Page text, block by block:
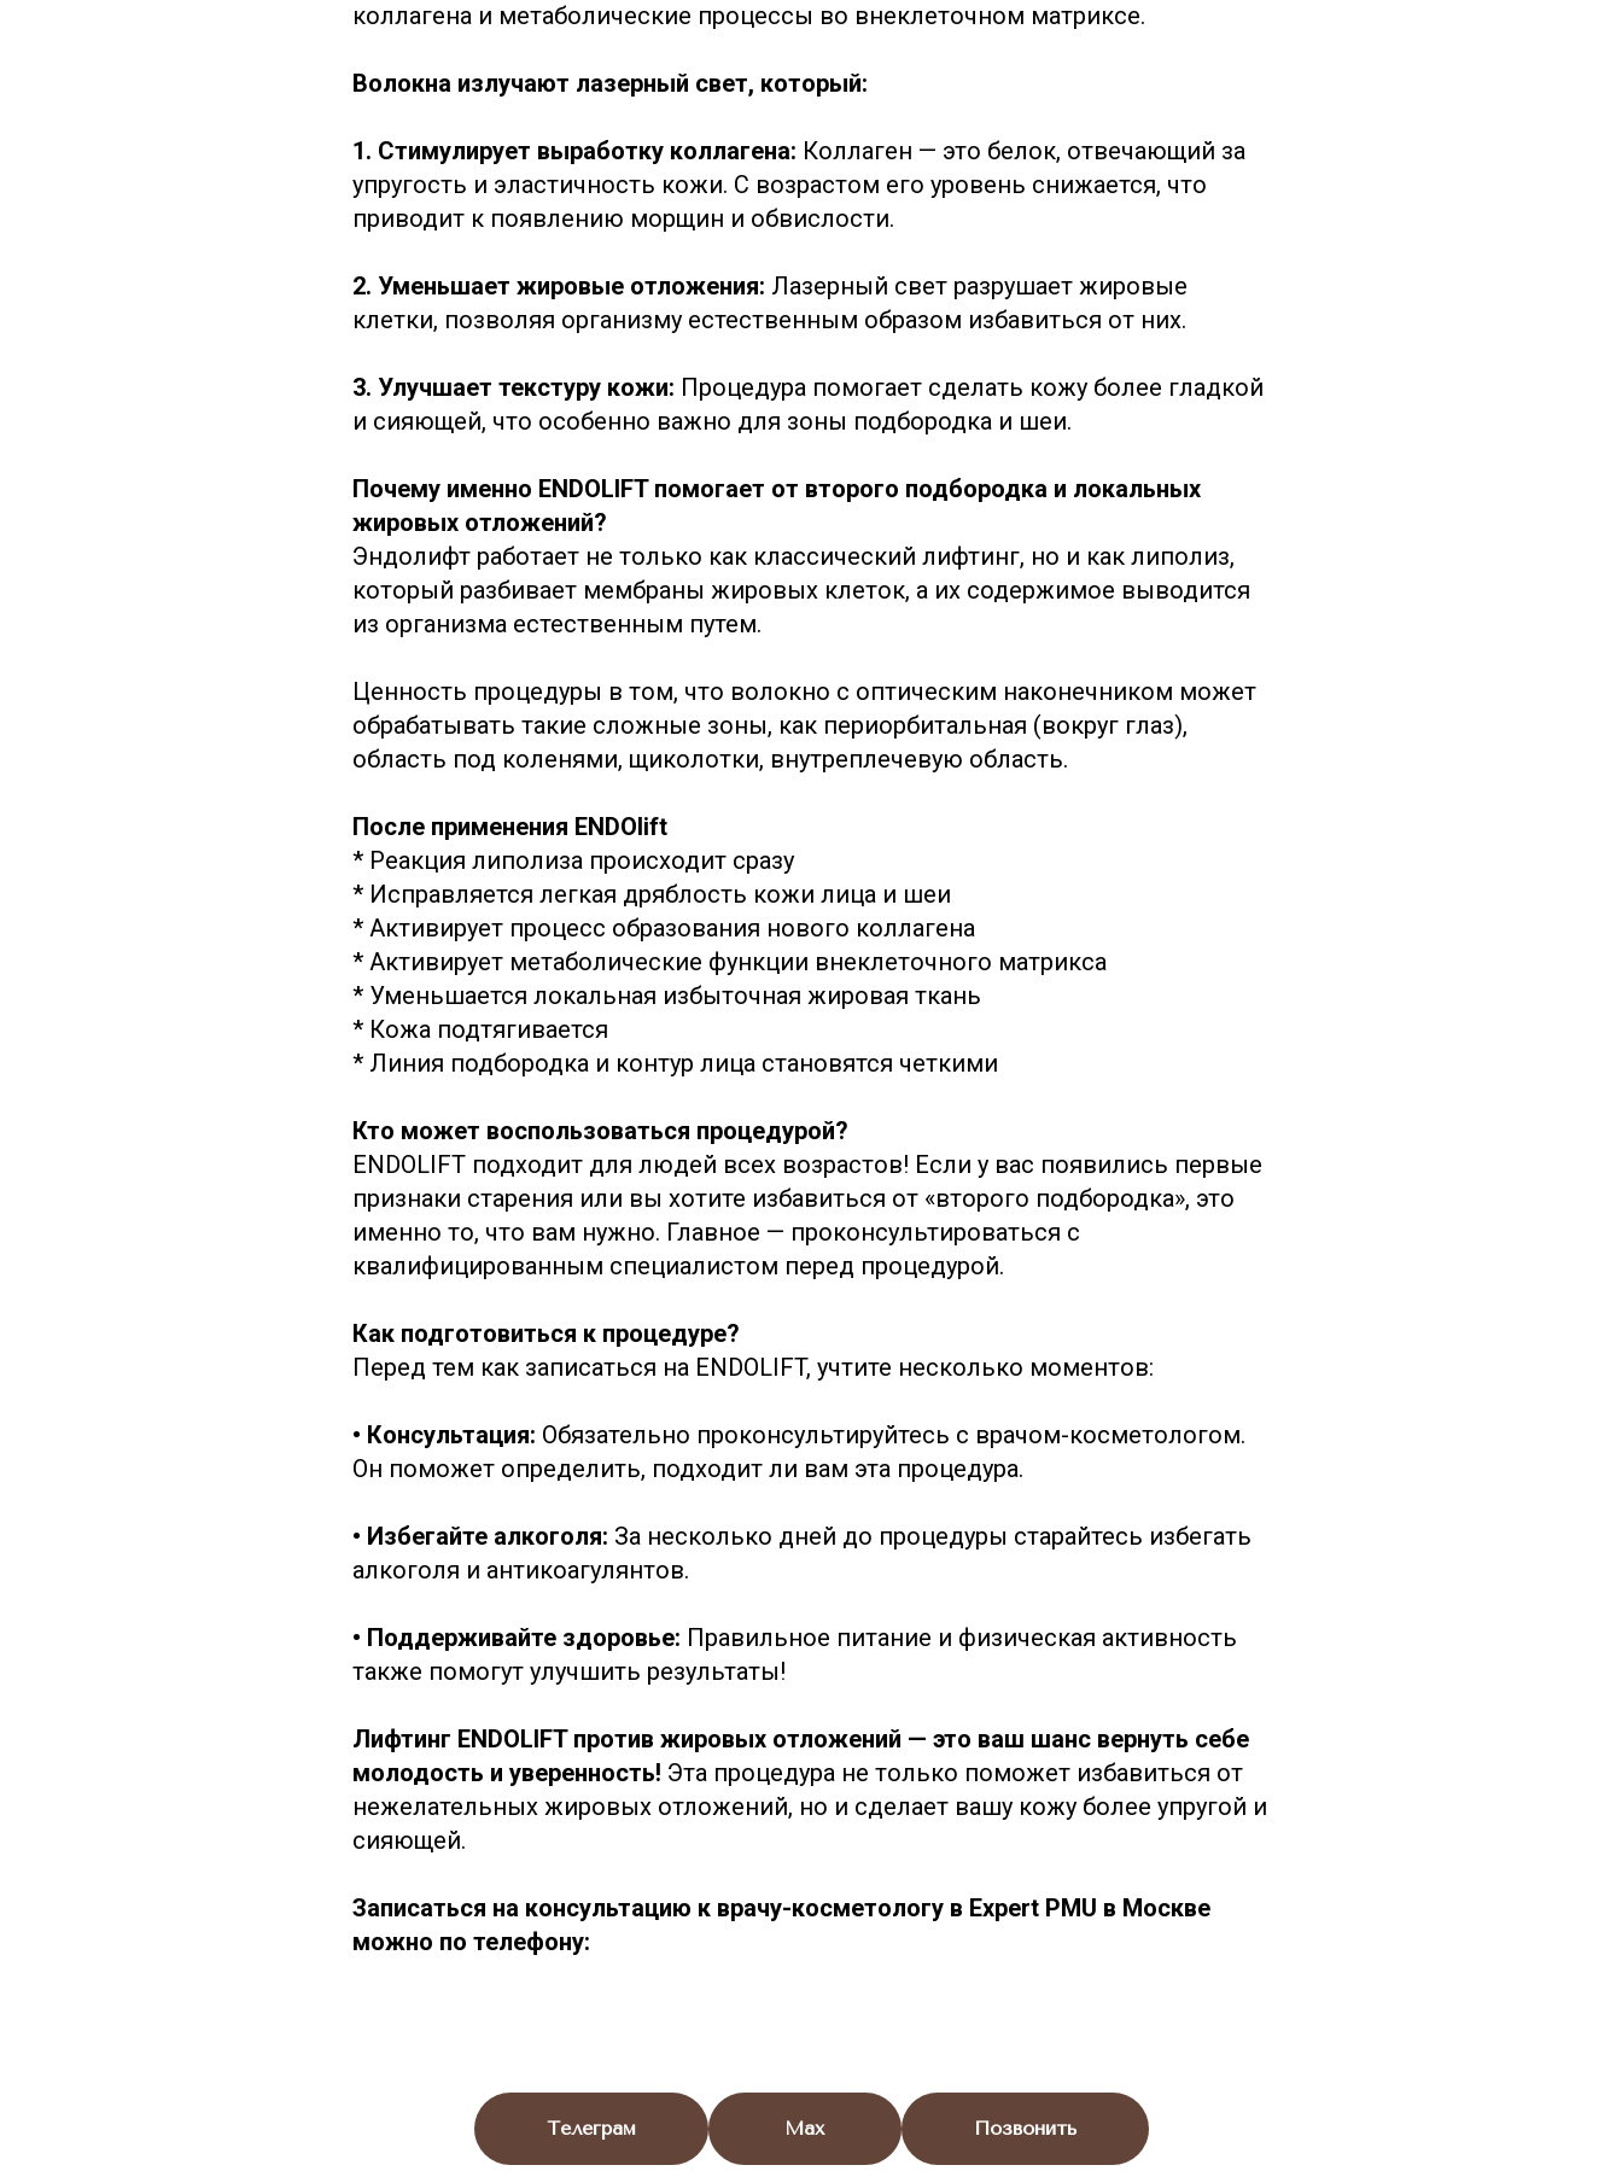
коллагена и метаболические процессы во внеклеточном матриксе.
Волокна излучают лазерный свет, который:
1. Стимулирует выработку коллагена: Коллаген — это белок, отвечающий за
упругость и эластичность кожи. С возрастом его уровень снижается, что
приводит к появлению морщин и обвислости.
2. Уменьшает жировые отложения: Лазерный свет разрушает жировые
клетки, позволяя организму естественным образом избавиться от них.
3. Улучшает текстуру кожи: Процедура помогает сделать кожу более гладкой
и сияющей, что особенно важно для зоны подбородка и шеи.
Почему именно ENDOLIFT помогает от второго подбородка и локальных
жировых отложений?
Эндолифт работает не только как классический лифтинг, но и как липолиз,
который разбивает мембраны жировых клеток, а их содержимое выводится
из организма естественным путем.
Ценность процедуры в том, что волокно с оптическим наконечником может
обрабатывать такие сложные зоны, как периорбитальная (вокруг глаз),
область под коленями, щиколотки, внутреплечевую область.
После применения ENDOlift
* Реакция липолиза происходит сразу
* Исправляется ​легкая дряблость кожи лица и шеи
* Активирует процесс образования нового коллагена
* Активирует метаболические функции внеклеточного матрикса
* Уменьшается локальная избыточная жировая ткань
* Кожа подтягивается
* Линия подбородка и контур лица становятся четкими
Кто может воспользоваться процедурой?
ENDOLIFT подходит для людей всех возрастов! Если у вас появились первые
признаки старения или вы хотите избавиться от «второго подбородка», это
именно то, что вам нужно. Главное — проконсультироваться с
квалифицированным специалистом перед процедурой.
Как подготовиться к процедуре?
Перед тем как записаться на ENDOLIFT, учтите несколько моментов:
• Консультация: Обязательно проконсультируйтесь с врачом-косметологом.
Он поможет определить, подходит ли вам эта процедура.
• Избегайте алкоголя: За несколько дней до процедуры старайтесь избегать
алкоголя и антикоагулянтов.
• Поддерживайте здоровье: Правильное питание и физическая активность
также помогут улучшить результаты!
Лифтинг ENDOLIFT против жировых отложений — это ваш шанс вернуть себе
молодость и уверенность! Эта процедура не только поможет избавиться от
нежелательных жировых отложений, но и сделает вашу кожу более упругой и
сияющей.
Записаться на консультацию к врачу-косметологу в Expert PMU в Москве
можно по телефону:
Телеграм Max Позвонить